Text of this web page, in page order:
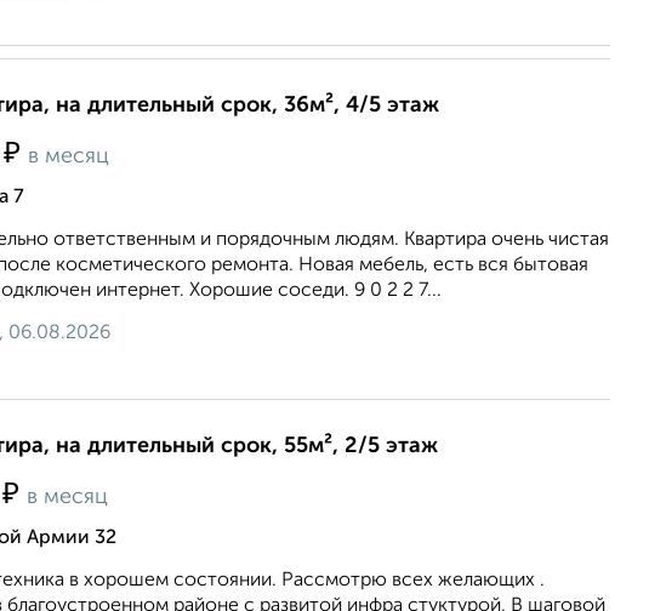
на длительный срок, 36м², 4/5 этаж
₽ в месяц
7
ответственным и порядочным людям. Квартира очень чистая
косметического ремонта. Новая мебель, есть вся бытовая
интернет. Хорошие соседи. 9 0 2 2 7...
06.08.2026
на длительный срок, 55м², 2/5 этаж
₽ в месяц
Армии 32
в хорошем состоянии. Рассмотрю всех желающих .
благоустроенном районе с развитой инфра стуктурой. В шаговой